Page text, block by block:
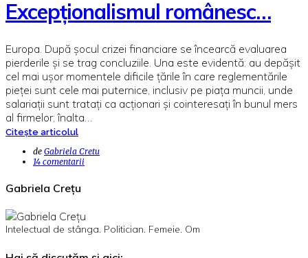
Excepţionalismul românesc…
Europa. După şocul crizei financiare se încearcă evaluarea
pierderile şi se trag concluziile. Una este evidentă: au depăşit
cel mai uşor momentele dificile ţările în care reglementările
pieţei sunt cele mai puternice, inclusiv pe piaţa muncii, unde
salariaţii sunt trataţi ca acţionari şi cointeresaţi în bunul mers
al firmelor; înalta…
Citește articolul
de Gabriela Cretu
14 comentarii
Gabriela Crețu
Intelectual de stânga. Politician. Femeie. Om